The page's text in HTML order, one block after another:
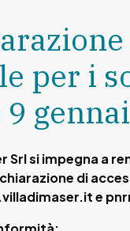
per i
9
Srl si impegna a
di
e